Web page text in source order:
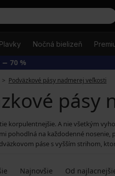
Plavky Nočná bielizeň
− 70 %
Podväzkové pásy nadmerej veľkosti
pásy
korpulentnejšie. A nie všetkým
pohodlná na každodenné
páse s vyšším strihom,
Najnovšie Od